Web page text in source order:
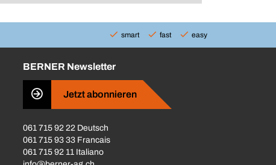
smart fast easy
BERNER Newsletter
Jetzt abonnieren
061 715 92 22 Deutsch
061 715 93 33 Francais
061 715 92 11 Italiano